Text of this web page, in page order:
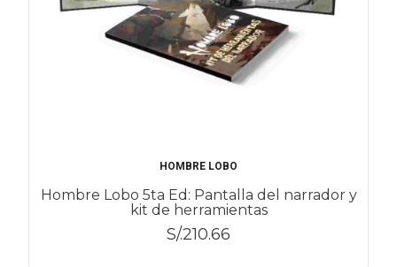
HOMBRE LOBO
Hombre Lobo 5ta Ed: Pantalla del narrador y
kit de herramientas
S/.210.66